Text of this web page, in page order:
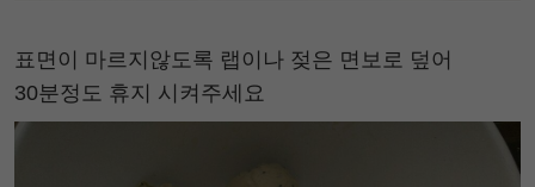
표면이 마르지않도록 랩이나 젖은 면보로 덮어
30분정도 휴지 시켜주세요